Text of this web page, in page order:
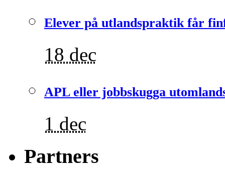
Elever på utlandspraktik får
18 dec
APL eller jobbskugga
1 dec
Partners